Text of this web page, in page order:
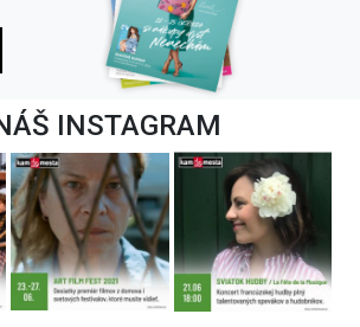
INSTAGRAM